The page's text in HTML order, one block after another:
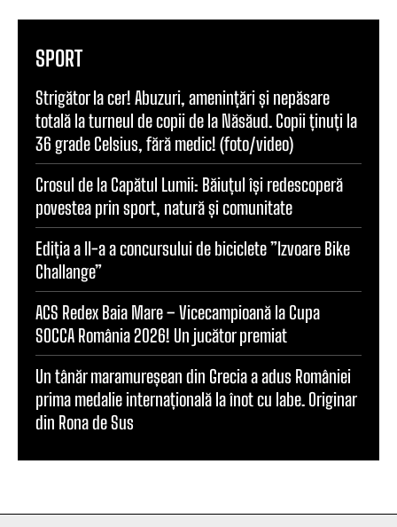
SPORT
Strigător la cer! Abuzuri, amenințări și nepăsare
totală la turneul de copii de la Năsăud. Copii ținuți la
36 grade Celsius, fără medic! (foto/video)
Crosul de la Capătul Lumii: Băiuțul își redescoperă
povestea prin sport, natură și comunitate
Ediția a II-a a concursului de biciclete ”Izvoare Bike
Challange”
ACS Redex Baia Mare – Vicecampioană la Cupa
SOCCA România 2026! Un jucător premiat
Un tânăr maramureșean din Grecia a adus României
prima medalie internațională la înot cu labe. Originar
din Rona de Sus